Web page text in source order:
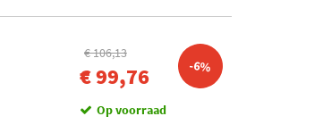
€ 106,13
€ 99,76 -6%
Op voorraad